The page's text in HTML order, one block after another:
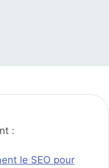
:
le SEO pour